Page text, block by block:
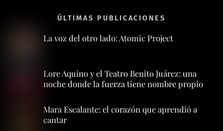
ÚLTIMAS PUBLICACIONES
La voz del otro lado: Atomic Project
Lore Aquino y el Teatro Benito Juárez: una
noche donde la fuerza tiene nombre propio
Mara Escalante: el corazón que aprendió a
cantar